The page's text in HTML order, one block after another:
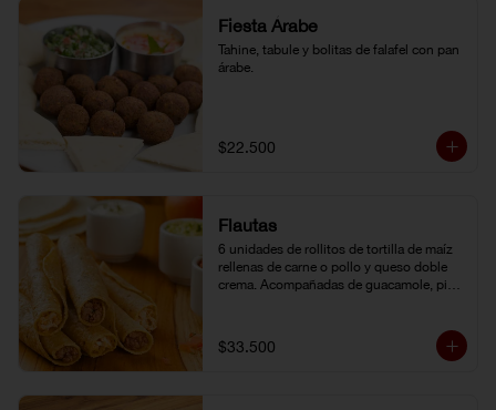
Fiesta Árabe
Tahine, tabule y bolitas de falafel con pan
árabe.
$22.500
Flautas
6 unidades de rollitos de tortilla de maíz
rellenas de carne o pollo y queso doble
crema. Acompañadas de guacamole, pico
$33.500